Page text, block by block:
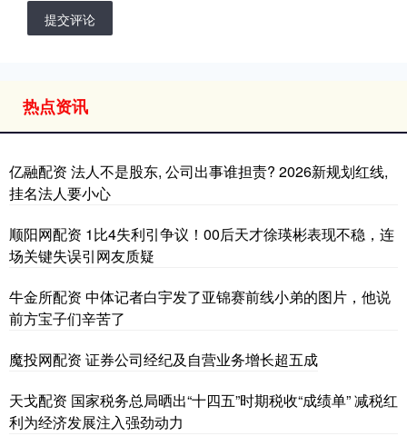
提交评论
热点资讯
亿融配资 法人不是股东, 公司出事谁担责? 2026新规划红线,
挂名法人要小心
顺阳网配资 1比4失利引争议！00后天才徐瑛彬表现不稳，连
场关键失误引网友质疑
牛金所配资 中体记者白宇发了亚锦赛前线小弟的图片，他说
前方宝子们辛苦了
魔投网配资 证券公司经纪及自营业务增长超五成
天戈配资 国家税务总局晒出“十四五”时期税收“成绩单” 减税红
利为经济发展注入强劲动力